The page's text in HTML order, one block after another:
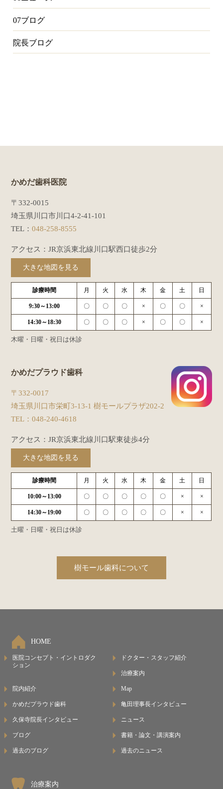
07ブログ
院長ブログ
かめだ歯科医院
〒332-0015
埼玉県川口市川口4-2-41-101
TEL：048-258-8555
アクセス：JR京浜東北線川口駅西口徒歩2分
大きな地図を見る
診療時間 月 火 水 木 金 土 日
9:30～13:00 〇 〇 〇 × 〇 〇 ×
14:30～18:30 〇 〇 〇 × 〇 〇 ×
木曜・日曜・祝日は休診
かめだプラウド歯科
〒332-0017
埼玉県川口市栄町3-13-1 樹モールプラザ202-2
TEL：048-240-4618
アクセス：JR京浜東北線川口駅東徒歩4分
大きな地図を見る
診療時間 月 火 水 木 金 土 日
10:00～13:00 〇 〇 〇 〇 〇 × ×
14:30～19:00 〇 〇 〇 〇 〇 × ×
土曜・日曜・祝日は休診
樹モール歯科について
HOME
医院コンセプト・イントロダク
ション
ドクター・スタッフ紹介
治療案内
院内紹介 Map
かめだプラウド歯科 亀田理事長インタビュー
久保寺院長インタビュー ニュース
ブログ 書籍・論文・講演案内
過去のブログ 過去のニュース
治療案内